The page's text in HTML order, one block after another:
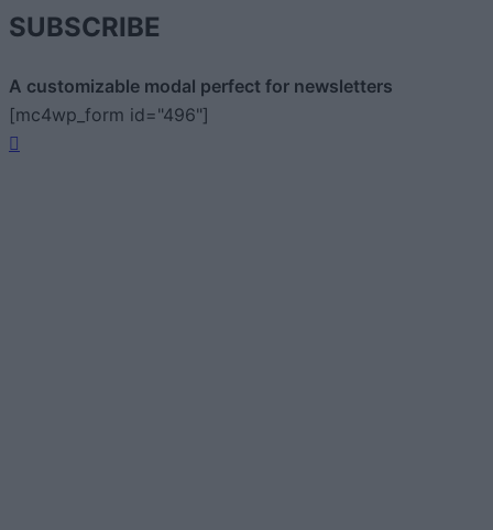
SUBSCRIBE
A customizable modal perfect for newsletters
[mc4wp_form id="496"]